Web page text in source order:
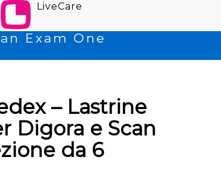
LiveCare
Exam One
– Lastrine
Digora e Scan
da 6